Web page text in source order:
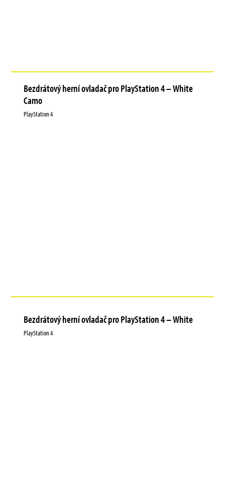
Bezdrátový herní ovladač pro PlayStation 4 – White
Camo
PlayStation 4
Bezdrátový herní ovladač pro PlayStation 4 – White
PlayStation 4